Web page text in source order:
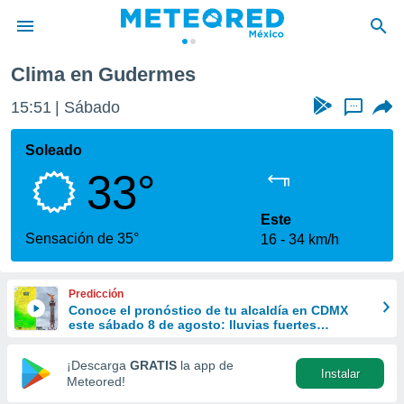
de
ha sido
calidad.
a este
las
y
forma
digital
basada
Clima en Gudermes
15:51 Sábado ...
Soleado
33°
Sensación de 35°
Este
16
34 km/h
Predicción
Conoce el pronóstico de tu alcaldía en CDMX
este sábado 8 de agosto: lluvias fuertes
¡Descarga GRATIS la app de
Meteored!
Instalar